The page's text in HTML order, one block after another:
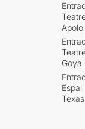
Apolo
Goya
Espai
Texas